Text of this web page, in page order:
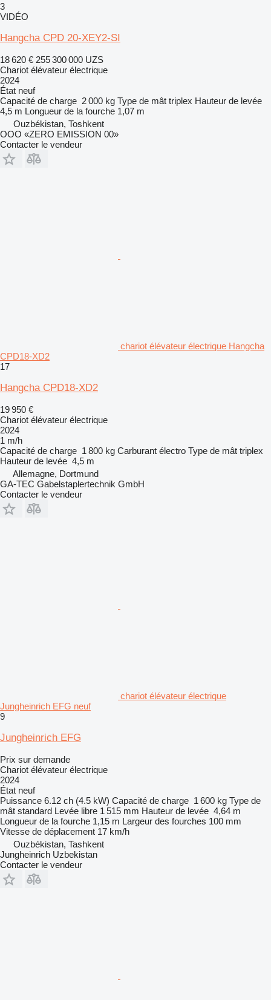
3
VIDÉO
Hangcha CPD 20-XEY2-SI
18 620 € 255 300 000 UZS
Chariot élévateur électrique
2024
État neuf
Capacité de charge 2 000 kg Type de mât triplex Hauteur de levée
4,5 m Longueur de la fourche 1,07 m
Ouzbékistan, Toshkent
OOO «ZERO EMISSION 00»
Contacter le vendeur
chariot élévateur électrique Hangcha
CPD18-XD2
17
Hangcha CPD18-XD2
19 950 €
Chariot élévateur électrique
2024
1 m/h
Capacité de charge 1 800 kg Carburant électro Type de mât triplex
Hauteur de levée 4,5 m
Allemagne, Dortmund
GA-TEC Gabelstaplertechnik GmbH
Contacter le vendeur
chariot élévateur électrique
Jungheinrich EFG neuf
9
Jungheinrich EFG
Prix sur demande
Chariot élévateur électrique
2024
État neuf
Puissance 6.12 ch (4.5 kW) Capacité de charge 1 600 kg Type de
mât standard Levée libre 1 515 mm Hauteur de levée 4,64 m
Longueur de la fourche 1,15 m Largeur des fourches 100 mm
Vitesse de déplacement 17 km/h
Ouzbékistan, Tashkent
Jungheinrich Uzbekistan
Contacter le vendeur